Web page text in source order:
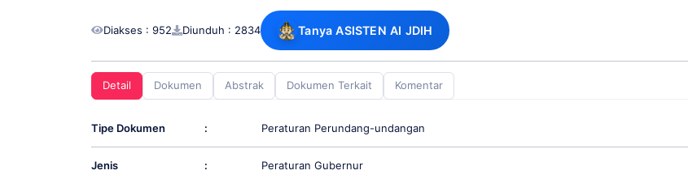
Diakses : 952 Diunduh : 2834 Tanya ASISTEN AI JDIH
Detail Dokumen Abstrak Dokumen Terkait Komentar
Tipe Dokumen : Peraturan Perundang-undangan
Jenis : Peraturan Gubernur